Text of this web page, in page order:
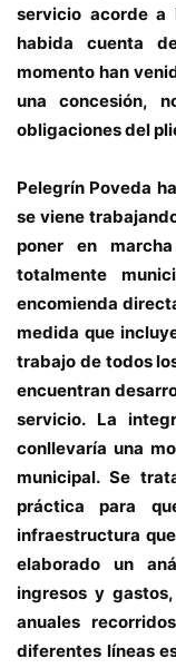
servicio acorde a
habida cuenta
momento han
una concesión,
obligaciones del
Pelegrín Poveda
se viene
poner en
totalmente
encomienda
medida que
trabajo de todos
encuentran
servicio. La
conllevaría una
municipal. Se
práctica para
infraestructura
elaborado un
ingresos y
anuales
diferentes líneas